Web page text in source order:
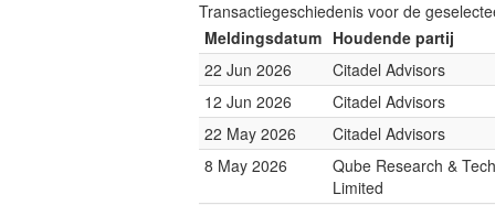
Transactiegeschiedenis voor de
Meldingsdatum Houdende partij
22 Jun 2026
Citadel Advisors
12 Jun 2026
Citadel Advisors
22 May 2026
Citadel Advisors
8 May 2026
Qube Research &
Limited